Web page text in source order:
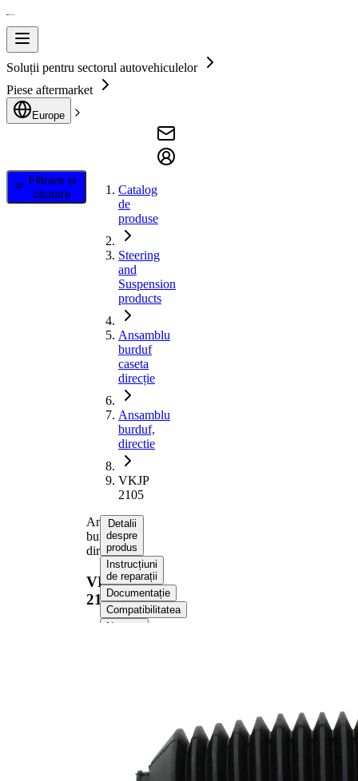
Soluții pentru sectorul autovehiculelor
Piese aftermarket
Europe
Filtrare și
căutare
Catalog
de
produse
Steering
and
Suspension
products
Ansamblu
burduf
caseta
direcție
Ansamblu
burduf,
directie
VKJP
2105
Ansamblu
burduf,
directie
VKJP
2105
Detalii
despre
produs
Instrucțiuni
de reparații
Documentație
Compatibilitatea
Numere
170 mm
12 mm
Diametru